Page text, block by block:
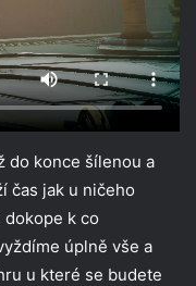
do konce šílenou a
čas jak u ničeho
k co
úplně vše a
u které se budete